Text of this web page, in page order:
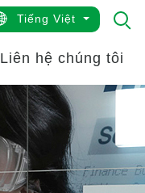
Tiếng Việt
Liên hệ chúng tôi